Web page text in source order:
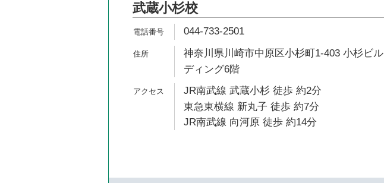
武蔵小杉校
044-733-2501
神奈川県川崎市中原区小杉町1-403 小杉ビル
ディング6階
JR南武線 武蔵小杉 徒歩 約2分
東急東横線 新丸子 徒歩 約7分
JR南武線 向河原 徒歩 約14分